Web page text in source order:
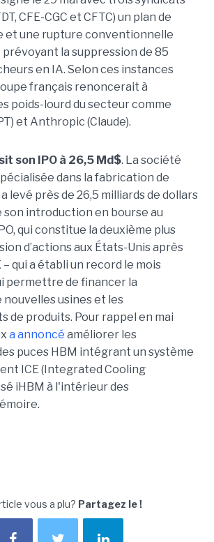
CFE-CGC et CFTC) un plan de
et une rupture conventionnelle
prévoyant la suppression de 85
en IA. Selon ces instances
français renoncerait à
poids-lourd du secteur comme
et Anthropic (Claude).
son IPO à 26,5 Md$. La société
dans la fabrication de
levé près de 26,5 milliards de dollars
son introduction en bourse au
qui constitue la deuxième plus
d’actions aux États-Unis après
qui a établi un record le mois
permettre de financer la
usines et les
de produits. Pour rappel en mai
a annoncé améliorer les
puces HBM intégrant un système
ICE (Integrated Cooling
iHBM à l'intérieur des
vous a plu? Partagez le !